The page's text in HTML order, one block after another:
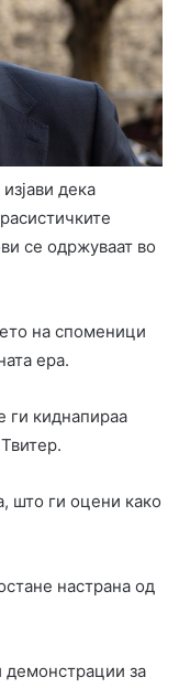
дека
се одржуваат во
на споменици
ера.
ги киднапираа
што ги оцени како
настрана од
демонстрации за